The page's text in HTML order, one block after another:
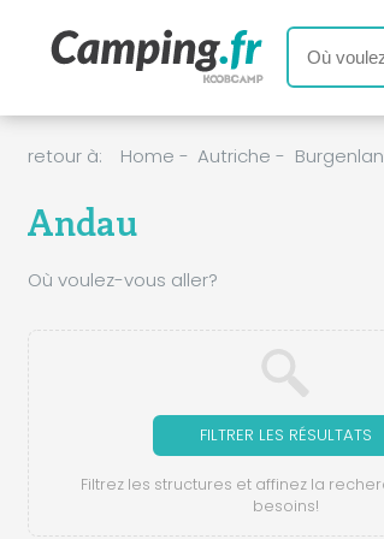
retour à: Home - Autriche -
Andau
Où voulez-vous aller?
FILTRER LES RÉSULTATS
Filtrez les structures et affinez la
besoins!